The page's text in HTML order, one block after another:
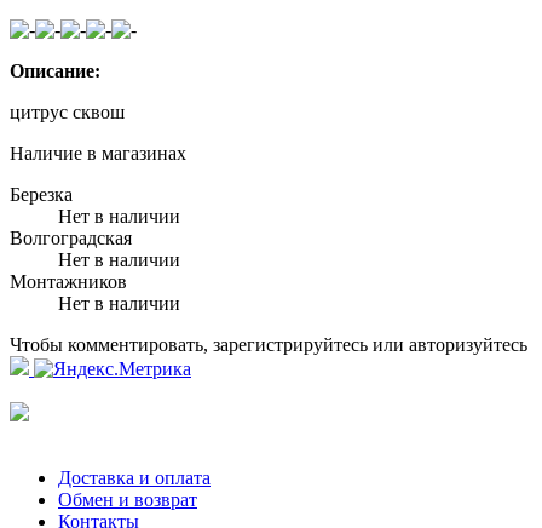
Описание:
цитрус сквош
Наличие в магазинах
Березка
Нет в наличии
Волгоградская
Нет в наличии
Монтажников
Нет в наличии
Чтобы комментировать, зарегистрируйтесь или авторизуйтесь
Доставка и оплата
Обмен и возврат
Контакты